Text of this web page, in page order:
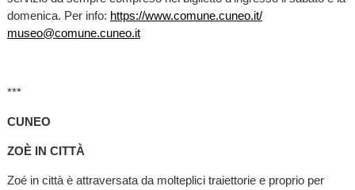
domenica. Per info: https://www.comune.cuneo.it/
museo@comune.cuneo.it
***
CUNEO
ZOÈ IN CITTÀ
Zoé in città è attraversata da molteplici traiettorie e proprio per